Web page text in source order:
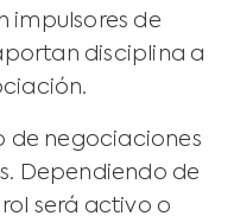
impulsores de
disciplina a
negociaciones
Dependiendo de
será activo o